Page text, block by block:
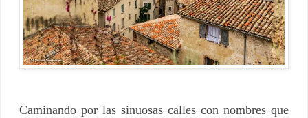
Caminando por las sinuosas calles con nombres que